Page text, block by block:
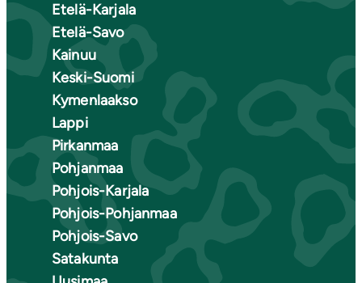
Etelä-Karjala
Etelä-Savo
Kainuu
Keski-Suomi
Kymenlaakso
Lappi
Pirkanmaa
Pohjanmaa
Pohjois-Karjala
Pohjois-Pohjanmaa
Pohjois-Savo
Satakunta